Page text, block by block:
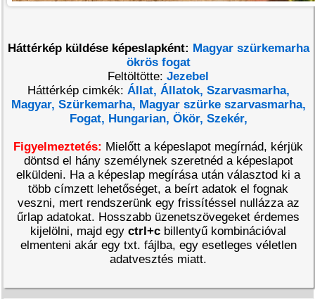
Háttérkép küldése képeslapként: Magyar szürkemarha
ökrös fogat
Feltöltötte:Jezebel
Háttérkép cimkék: Állat, Állatok, Szarvasmarha,
Magyar, Szürkemarha, Magyar szürke szarvasmarha,
Fogat, Hungarian, Ökör, Szekér,
Figyelmeztetés: Mielőtt a képeslapot megírnád, kérjük
döntsd el hány személynek szeretnéd a képeslapot
elküldeni. Ha a képeslap megírása után választod ki a
több címzett lehetőséget, a beírt adatok el fognak
veszni, mert rendszerünk egy frissítéssel nullázza az
űrlap adatokat. Hosszabb üzenetszövegeket érdemes
kijelölni, majd egyctrl+c billentyű kombinációval
elmenteni akár egy txt. fájlba, egy esetleges véletlen
adatvesztés miatt.